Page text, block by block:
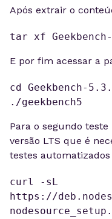
Após extrair o
tar xf
E por fim acessar a
cd Geekbench-
./geekbench5
Para o segundo
versão LTS que é
testes automatizados
curl -sL
https://